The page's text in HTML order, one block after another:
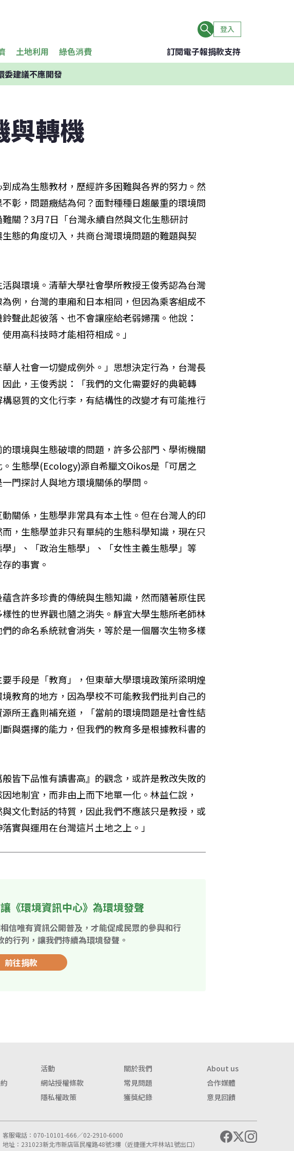
登入
土地利用 綠色消費 訂閱電子報捐款支持
委建議不應開發
與轉機
成為生態教材，歷經許多困難與各界的努力。然
彰，問題癥結為何？面對種種日趨嚴重的環境問
關？3月7日「台灣永續自然與文化生態研討
態的角度切入，共商台灣環境問題的難題與契
與環境。清華大學社會學所教授王俊秀認為台灣
例，台灣的車廂和日本相同，但因為乘客組成不
聲此起彼落、也不會讓座給老弱婦孺。他說：
用高科技時才能相符相成。」
人社會一切變成例外。」思想決定行為，台灣長
此，王俊秀説：「我們的文化需要好的典範轉
惡質的文化行李，有結構性的改變才有可能推行
環境與生態破壞的問題，許多公部門、學術機關
生態學(Ecology)源自希臘文Oikos是「可居之
門探討人與地方環境關係的學問。
關係，生態學非常具有本土性。但在台灣人的印
，生態學並非只有單純的生態科學知識，現在只
」、「政治生態學」、「女性主義生態學」等
的事實。
含許多珍貴的傳統與生態知識，然而隨著原住民
性的世界觀也隨之消失。靜宜大學生態所老師林
的命名系統就會消失，等於是一個層次生物多樣
手段是「教育」，但東華大學環境政策所梁明煌
教育的地方，因為學校不可能教我們批判自己的
所王鑫則補充道，「當前的環境問題是社會性結
與選擇的能力，但我們的教育多是根據教科書的
皆下品惟有讀書高』的觀念，或許是教改失敗的
地制宜，而非由上而下地單一化。林益仁說，
文化對話的特質，因此我們不應該只是教授，或
實與運用在台灣這片土地之上。」
《環境資訊中心》為環境發聲
信唯有資訊公開普及，才能促成民眾的參與和行
行列，讓我們持續為環境發聲。
前往捐款
活動 關於我們
About us
網站授權條款 常見問題
合作媒體
隱私權政策 獲獎紀錄 意見回饋
客服電話：070-10101-666／02-2910-6000
地址：231023新北市新店區民權路48號3樓（近捷運大坪林站1號出口）